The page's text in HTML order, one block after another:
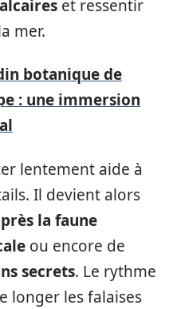
et ressentir
mer.
botanique de
: une immersion
lentement aide à
Il devient alors
la faune
ou encore de
secrets. Le rythme
longer les falaises